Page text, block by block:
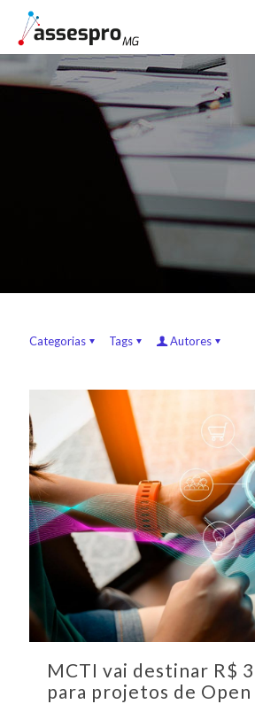
Categorias Tags Autores
MCTI vai destinar R$
para projetos de Open